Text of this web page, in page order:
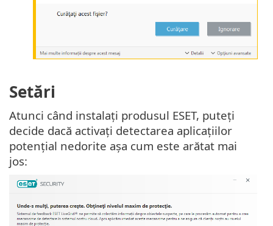
Setări
Atunci când instalați produsul ESET, puteți
decide dacă activați detectarea aplicațiilor
potențial nedorite așa cum este arătat mai
jos: